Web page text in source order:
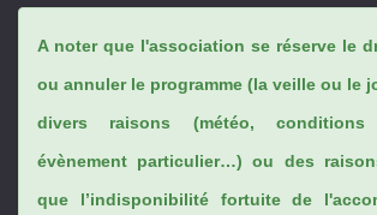
A noter que l'association se réserve le
ou annuler le programme (la veille ou le
divers raisons (météo,
évènement particulier…) ou des
que l’indisponibilité fortuite de